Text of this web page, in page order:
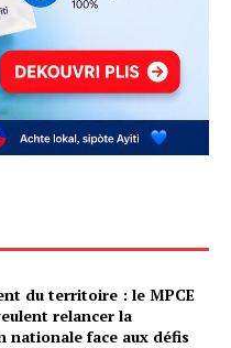
du territoire : le MPCE
relancer la
nationale face aux défis